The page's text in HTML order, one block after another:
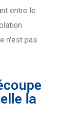
entre le
n'est pas
la